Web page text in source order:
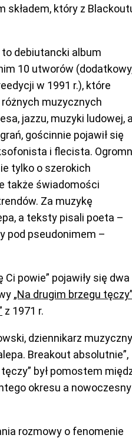
składem, który z
to debiutancki album
10 utworów
w 1991 r.), które
różnych muzycznych
jazzu, muzyki ludowej,
gościnnie pojawił się
i flecista.
tylko o szerokich
także świadomości
Za muzykę
a teksty pisali poeta –
pod pseudonimem –
powie” pojawiły się dwa
„Na drugim brzegu
z 1971 r.
dziennikarz
Breakout absolutnie”,
był pomostem
okresu a
rozmowy o fenomenie